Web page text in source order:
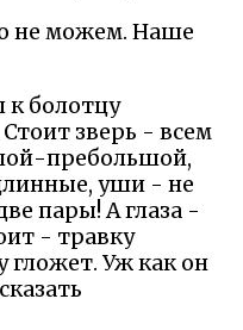
не можем. Наше
к болотцу
зверь - всем
пребольшой,
уши - не
пары! А глаза -
- травку
гложет. Уж как он